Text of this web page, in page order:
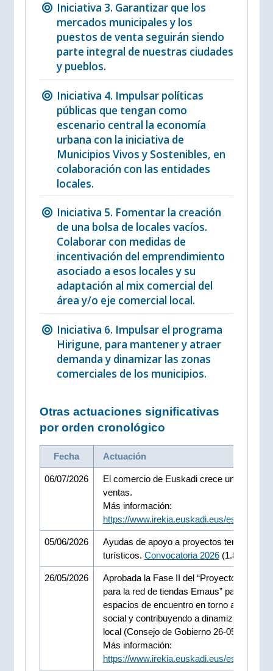
Iniciativa 3. Garantizar que los
mercados municipales y los
puestos de venta seguirán siendo
parte integral de nuestras ciudades
y pueblos.
Iniciativa 4. Impulsar políticas
públicas que tengan como
escenario central la economía
urbana con la iniciativa de
Municipios Vivos y Sostenibles, en
colaboración con las entidades
locales.
Iniciativa 5. Fomentar la creación
de una bolsa de locales vacíos.
Colaborar con medidas de
incentivación del emprendimiento
asociado a esos locales y su
adaptación al mix comercial del
área y/o eje comercial local.
Iniciativa 6. Impulsar el programa
Hirigune, para mantener y atraer
demanda y dinamizar las zonas
comerciales de los municipios.
Otras actuaciones significativas
por orden cronológico
Fecha Actuación
06/07/2026
El comercio de Euskadi crece un 3,5% en
ventas.
Más información:
https://www.irekia.euskadi.eus/es/news/
05/06/2026
Ayudas de apoyo a proyectos territoriales
turísticos. Convocatoria 2026(1.840.000.-
26/05/2026
Aprobada la Fase II del “Proyecto
para la red de tiendas Emaus” para crear
espacios de encuentro en torno a la
social y contribuyendo a dinamizar el
local (Consejo de Gobierno 26-05-2026)
Más información:
https://www.irekia.euskadi.eus/es/news/